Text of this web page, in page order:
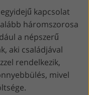
kapcsolat
háromszorosa
a népszerű
aki családjával
rendelkezik,
mivel